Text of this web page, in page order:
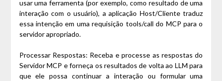
usar uma ferramenta (por exemplo, como resultado de uma
interação com o usuário), a aplicação Host/Cliente traduz
essa intenção em uma requisição tools/call do MCP para o
servidor apropriado.
Processar Respostas: Receba e processe as respostas do
Servidor MCP e forneça os resultados de volta ao LLM para
que ele possa continuar a interação ou formular uma